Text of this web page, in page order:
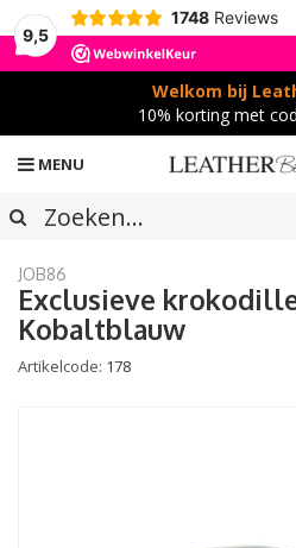
9,5
1748 Reviews
Welkom bij
10% korting met
MENU
JOB86
Exclusieve
Kobaltblauw
Artikelcode: 178